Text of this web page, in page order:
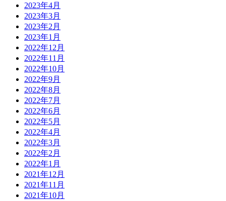
2023年4月
2023年3月
2023年2月
2023年1月
2022年12月
2022年11月
2022年10月
2022年9月
2022年8月
2022年7月
2022年6月
2022年5月
2022年4月
2022年3月
2022年2月
2022年1月
2021年12月
2021年11月
2021年10月